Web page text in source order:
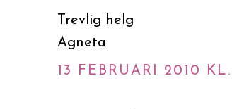
Trevlig helg
Agneta
13 FEBRUARI 2010 KL.